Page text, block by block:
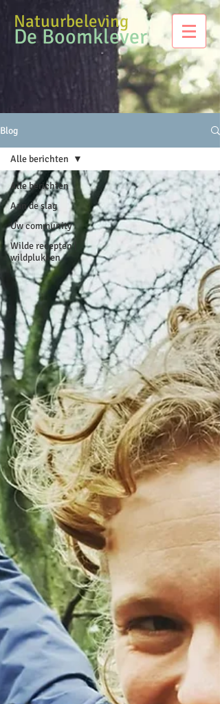
Natuurbeleving
De Boomklever
Blog
Alle berichten
Aan de slag
Uw community
Wilde recepten |
wildplukken
Alle berichten